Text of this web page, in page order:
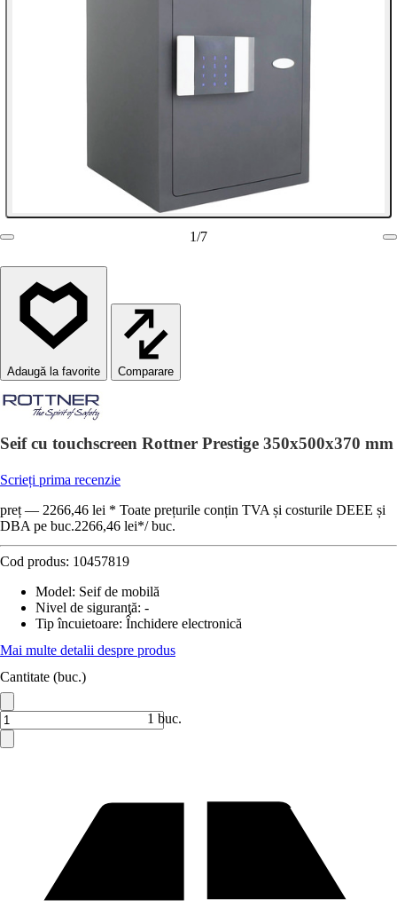
1/7
Comparare
Seif cu touchscreen Rottner Prestige 350x500x370 mm
Scrieți prima recenzie
preț — 2266,46 lei * Toate prețurile conțin TVA și costurile DEEE și
DBA pe buc.2266,46 lei*/ buc.
Cod produs: 10457819
Model: Seif de mobilă
Nivel de siguranţă: -
Tip încuietoare: Închidere electronică
Mai multe detalii despre produs
Cantitate (buc.)
1 buc.